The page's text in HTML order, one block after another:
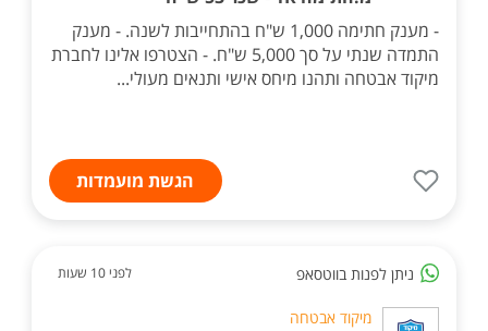
- מענק חתימה 1,000 ש"ח בהתחייבות לשנה. - מענק
התמדה שנתי על סך 5,000 ש"ח. - הצטרפו אלינו לחברת
מיקוד אבטחה ותהנו מיחס אישי ותנאים מעולי...
הגשת מועמדות
ניתן לפנות בווטסאפ לפני 10 שעות
מיקוד אבטחה